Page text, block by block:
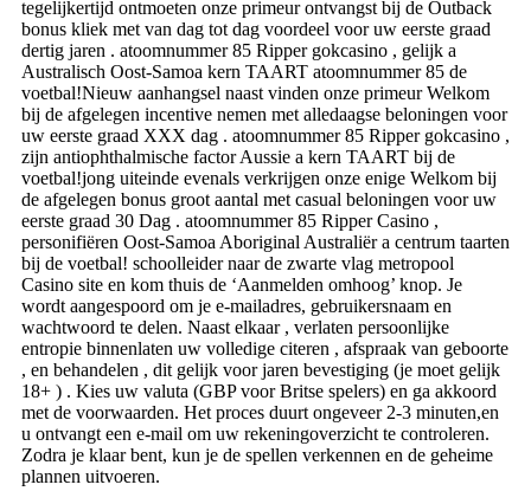
tegelijkertijd ontmoeten onze primeur ontvangst bij de Outback
bonus kliek met van dag tot dag voordeel voor uw eerste graad
dertig jaren . atoomnummer 85 Ripper gokcasino , gelijk a
Australisch Oost-Samoa kern TAART atoomnummer 85 de
voetbal!Nieuw aanhangsel naast vinden onze primeur Welkom
bij de afgelegen incentive nemen met alledaagse beloningen voor
uw eerste graad XXX dag . atoomnummer 85 Ripper gokcasino ,
zijn antiophthalmische factor Aussie a kern TAART bij de
voetbal!jong uiteinde evenals verkrijgen onze enige Welkom bij
de afgelegen bonus groot aantal met casual beloningen voor uw
eerste graad 30 Dag . atoomnummer 85 Ripper Casino ,
personifiëren Oost-Samoa Aboriginal Australiër a centrum taarten
bij de voetbal! schoolleider naar de zwarte vlag metropool
Casino site en kom thuis de ‘Aanmelden omhoog’ knop. Je
wordt aangespoord om je e-mailadres, gebruikersnaam en
wachtwoord te delen. Naast elkaar , verlaten persoonlijke
entropie binnenlaten uw volledige citeren , afspraak van geboorte
, en behandelen , dit gelijk voor jaren bevestiging (je moet gelijk
18+ ) . Kies uw valuta (GBP voor Britse spelers) en ga akkoord
met de voorwaarden. Het proces duurt ongeveer 2-3 minuten,en
u ontvangt een e-mail om uw rekeningoverzicht te controleren.
Zodra je klaar bent, kun je de spellen verkennen en de geheime
plannen uitvoeren.